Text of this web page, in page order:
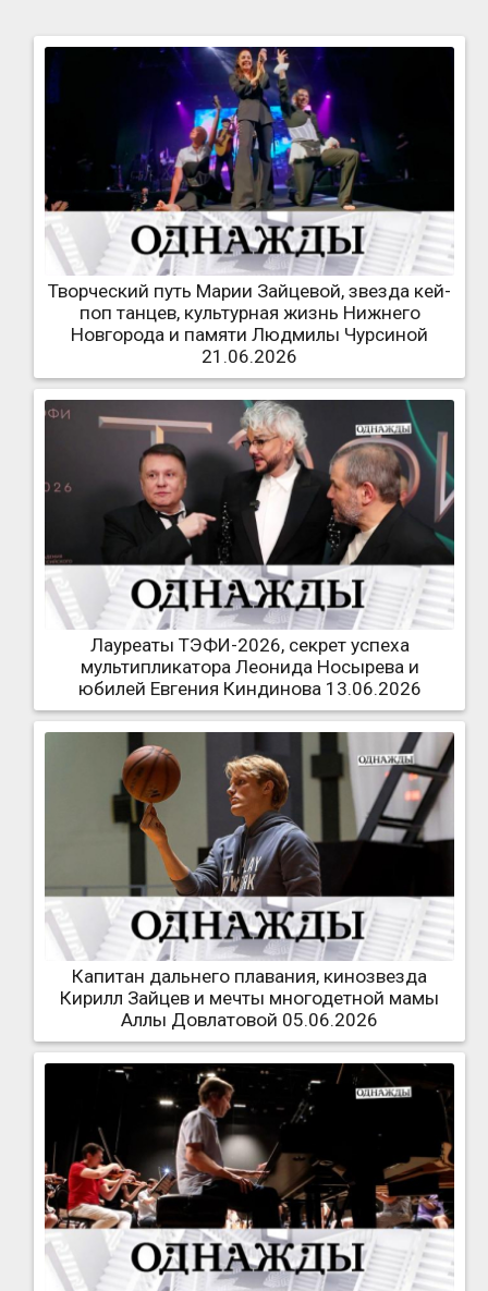
Творческий путь Марии Зайцевой, звезда кей-
поп танцев, культурная жизнь Нижнего
Новгорода и памяти Людмилы Чурсиной
21.06.2026
Лауреаты ТЭФИ-2026, секрет успеха
мультипликатора Леонида Носырева и
юбилей Евгения Киндинова 13.06.2026
Капитан дальнего плавания, кинозвезда
Кирилл Зайцев и мечты многодетной мамы
Аллы Довлатовой 05.06.2026